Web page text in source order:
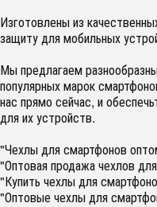
Изготовлены из
защиту для мобильных
Мы предлагаем
популярных марок
нас прямо сейчас, и
для их устройств.
"Чехлы для смартфонов
"Оптовая продажа чехлов
"Купить чехлы для
"Оптовые чехлы для